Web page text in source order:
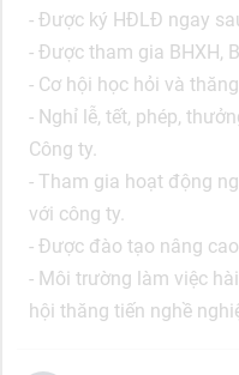
- Được ký HĐLĐ ngay
- Được tham gia BHXH,
- Cơ hội học hỏi và
- Nghỉ lễ, tết, phép,
Công ty.
- Tham gia hoạt động
với công ty.
- Được đào tạo nâng
- Môi trường làm việc
hội thăng tiến nghề